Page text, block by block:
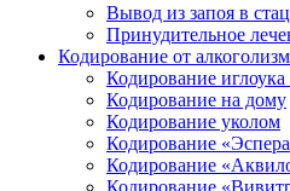
Вывод из запоя в
Принудительное
Кодирование от
Кодирование
Кодирование на дому
Кодирование уколом
Кодирование
Кодирование
Кодирование